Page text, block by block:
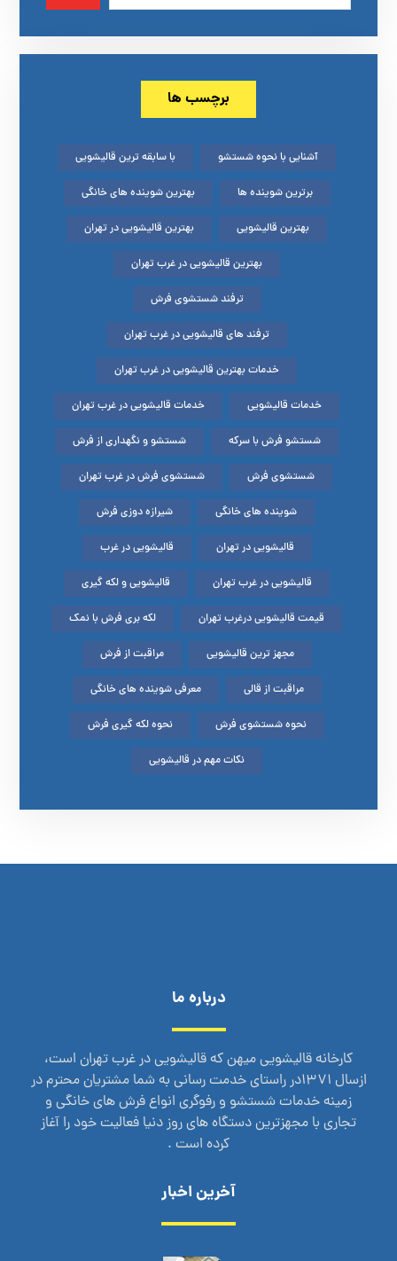
برچسب ها
آشنایی با نحوه شستشو با سابقه ترین قالیشویی
برترین شوینده ها بهترین شوینده های خانگی
بهترین قالیشویی بهترین قالیشویی در تهران
بهترین قالیشویی در غرب تهران
ترفند شستشوی فرش
ترفند های قالیشویی در غرب تهران
خدمات بهترین قالیشویی در غرب تهران
خدمات قالیشویی خدمات قالیشویی در غرب تهران
شستشو فرش با سرکه شستشو و نگهداری از فرش
شستشوی فرش شستشوی فرش در غرب تهران
شوینده های خانگی شیرازه دوزی فرش
قالیشویی در تهران قالیشویی در غرب
قالیشویی در غرب تهران قالیشویی و لکه گیری
قیمت قالیشویی درغرب تهران لکه بری فرش با نمک
مجهز ترین قالیشویی مراقبت از فرش
مراقبت از قالی معرفی شوینده های خانگی
نحوه شستشوی فرش نحوه لکه گیری فرش
نکات مهم در قالیشویی
درباره ما
کارخانه قالیشویی میهن که قالیشویی در غرب تهران است،
ازسال 1371در راستای خدمت رسانی به شما مشتریان محترم در
زمینه خدمات شستشو و رفوگری انواع فرش های خانگی و
تجاری با مجهزترین دستگاه های روز دنیا فعالیت خود را آغاز
کرده است .
آخرین اخبار